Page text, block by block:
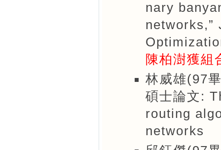
nary
networks,”
陳柏澍獲組
林威雄(97
碩士論文:
routing
networks